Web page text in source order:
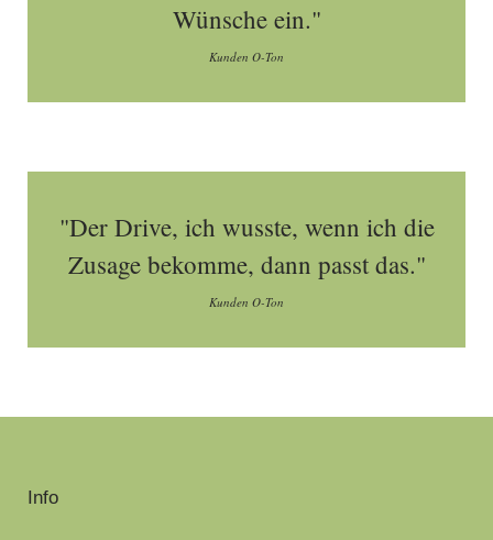
Wünsche ein."
Kunden O-Ton
"Der Drive, ich wusste, wenn ich die
Zusage bekomme, dann passt das."
Kunden O-Ton
Info